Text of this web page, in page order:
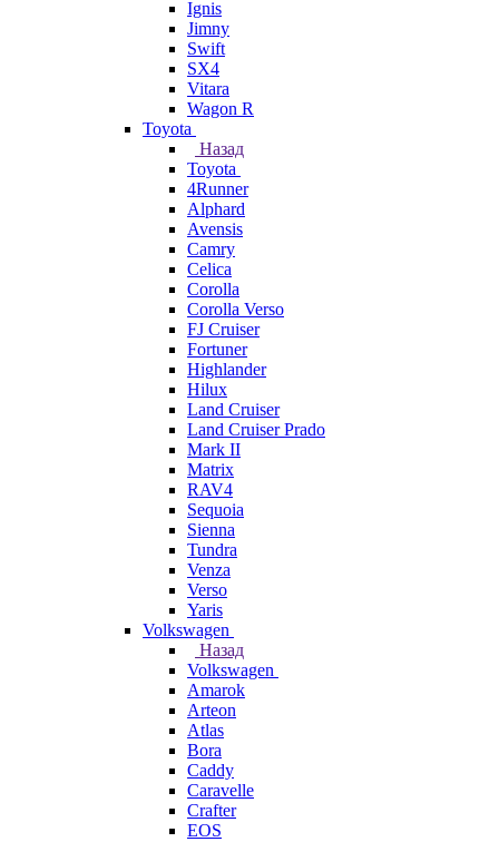
Ignis
Jimny
Swift
SX4
Vitara
Wagon R
Toyota
Назад
Toyota
4Runner
Alphard
Avensis
Camry
Celica
Corolla
Corolla Verso
FJ Cruiser
Fortuner
Highlander
Hilux
Land Cruiser
Land Cruiser Prado
Mark II
Matrix
RAV4
Sequoia
Sienna
Tundra
Venza
Verso
Yaris
Volkswagen
Назад
Volkswagen
Amarok
Arteon
Atlas
Bora
Caddy
Caravelle
Crafter
EOS